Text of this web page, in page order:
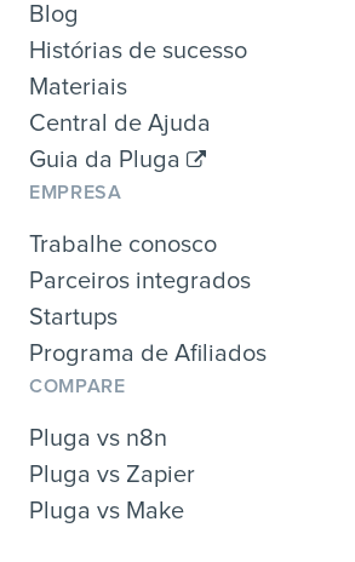
Blog
Histórias de sucesso
Materiais
Central de Ajuda
Guia da Pluga
EMPRESA
Trabalhe conosco
Parceiros integrados
Startups
Programa de Afiliados
COMPARE
Pluga vs n8n
Pluga vs Zapier
Pluga vs Make